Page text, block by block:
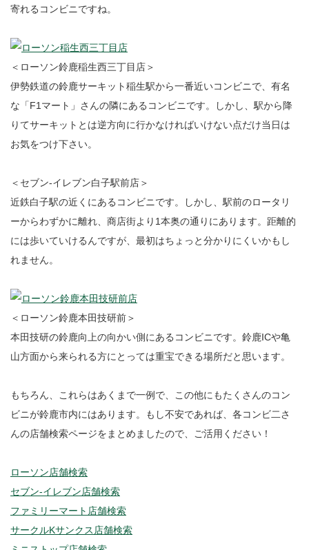
寄れるコンビニですね。
＜ローソン鈴鹿稲生西三丁目店＞
伊勢鉄道の鈴鹿サーキット稲生駅から一番近いコンビニで、有名
な「F1マート」さんの隣にあるコンビニです。しかし、駅から降
りてサーキットとは逆方向に行かなければいけない点だけ当日は
お気をつけ下さい。
＜セブン-イレブン白子駅前店＞
近鉄白子駅の近くにあるコンビニです。しかし、駅前のロータリ
ーからわずかに離れ、商店街より1本奥の通りにあります。距離的
には歩いていけるんですが、最初はちょっと分かりにくいかもし
れません。
＜ローソン鈴鹿本田技研前＞
本田技研の鈴鹿向上の向かい側にあるコンビニです。鈴鹿ICや亀
山方面から来られる方にとっては重宝できる場所だと思います。
もちろん、これらはあくまで一例で、この他にもたくさんのコン
ビニが鈴鹿市内にはあります。もし不安であれば、各コンビ二さ
んの店舗検索ページをまとめましたので、ご活用ください！
ローソン店舗検索
セブン-イレブン店舗検索
ファミリーマート店舗検索
サークルKサンクス店舗検索